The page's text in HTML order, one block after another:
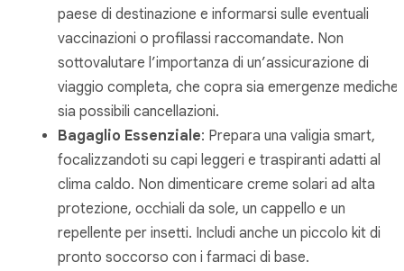
paese di destinazione e informarsi sulle eventuali
vaccinazioni o profilassi raccomandate. Non
sottovalutare l’importanza di un’assicurazione di
viaggio completa, che copra sia emergenze mediche
sia possibili cancellazioni.
Bagaglio Essenziale: Prepara una valigia smart,
focalizzandoti su capi leggeri e traspiranti adatti al
clima caldo. Non dimenticare creme solari ad alta
protezione, occhiali da sole, un cappello e un
repellente per insetti. Includi anche un piccolo kit di
pronto soccorso con i farmaci di base.